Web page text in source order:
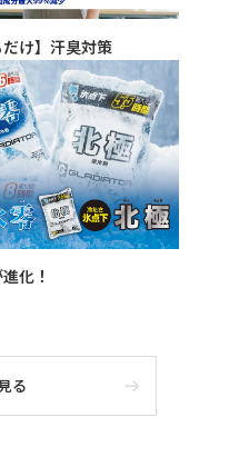
け】汗臭対策
化！
る